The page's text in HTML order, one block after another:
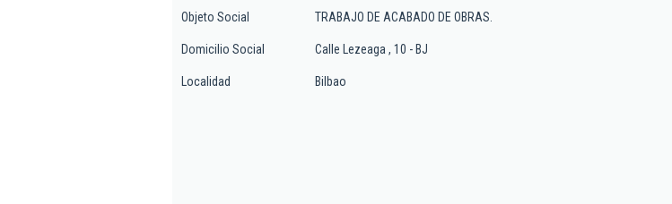
Objeto Social TRABAJO DE ACABADO DE OBRAS.
Domicilio Social Calle Lezeaga , 10 - BJ
Localidad Bilbao